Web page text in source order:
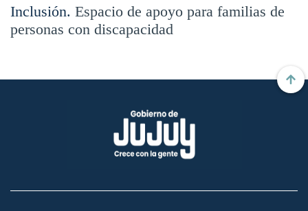
Inclusión. Espacio de apoyo para familias de
personas con discapacidad